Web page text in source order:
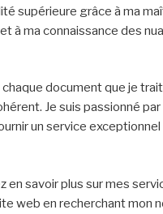
supérieure grâce à ma
à ma connaissance des
chaque document que je
Je suis passionné
un service exceptionnel
en savoir plus sur mes
web en recherchant mon